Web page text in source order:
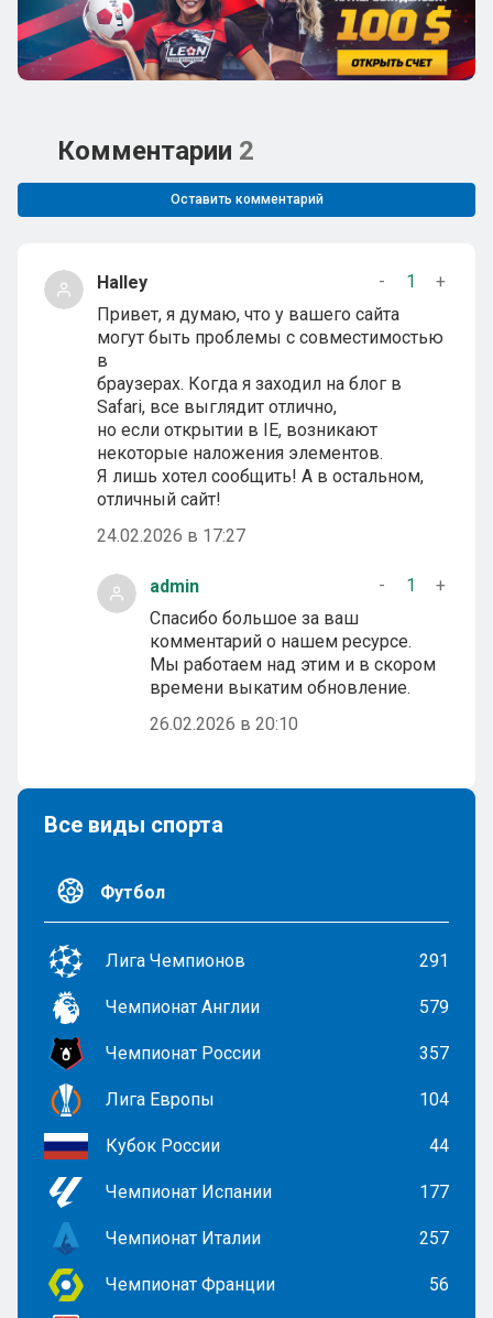
Комментарии 2
Оставить комментарий
Halley - 1
+
Привет, я думаю, что у вашего сайта
могут быть проблемы с совместимостью
в
браузерах. Когда я заходил на блог в
Safari, все выглядит отлично,
но если открытии в IE, возникают
некоторые наложения элементов.
Я лишь хотел сообщить! А в остальном,
отличный сайт!
24.02.2026 в 17:27
admin - 1
+
Спасибо большое за ваш
комментарий о нашем ресурсе.
Мы работаем над этим и в скором
времени выкатим обновление.
26.02.2026 в 20:10
Все виды спорта
Футбол
Лига Чемпионов 291
Чемпионат Англии 579
Чемпионат России 357
Лига Европы 104
Кубок России 44
Чемпионат Испании 177
Чемпионат Италии 257
Чемпионат Франции 56